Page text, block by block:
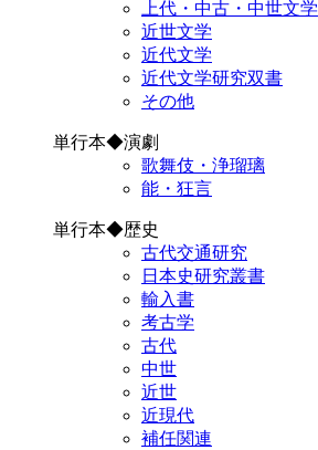
上代・中古・中世文学
近世文学
近代文学
近代文学研究双書
その他
単行本◆演劇
歌舞伎・浄瑠璃
能・狂言
単行本◆歴史
古代交通研究
日本史研究叢書
輸入書
考古学
古代
中世
近世
近現代
補任関連